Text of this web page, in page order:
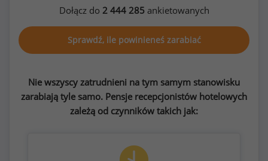
Dołącz do 2 444 285ankietowanych
Sprawdź, ile powinieneś zarabiać
Nie wszyscy zatrudnieni na tym samym stanowisku
zarabiają tyle samo. Pensje recepcjonistów hotelowych
zależą od czynników takich jak: